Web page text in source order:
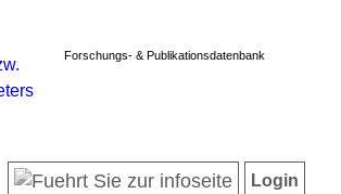
Forschungs- & Publikationsdatenbank
Login